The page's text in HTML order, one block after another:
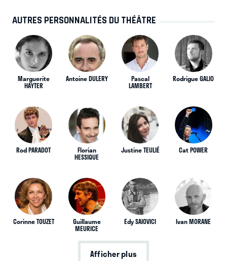
AUTRES PERSONNALITÉS DU THÉÂTRE
Marguerite
HAYTER
Antoine DULERY Pascal
LAMBERT
Rodrigue GALIO
Rod PARADOT Florian
HESSIQUE
Justine TEULIÉ Cat POWER
Corinne TOUZET Guillaume
MEURICE
Edy SAIOVICI Ivan MORANE
Afficher plus